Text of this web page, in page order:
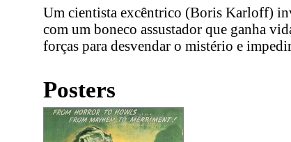
Um cientista excêntrico (Boris Karloff)
com um boneco assustador que ganha
forças para desvendar o mistério e
Posters